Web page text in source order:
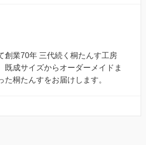
創業70年 三代続く桐たんす工房
既成サイズからオーダーメイドま
た桐たんすをお届けします。